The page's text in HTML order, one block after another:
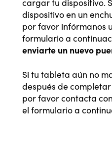
dispositivo en un
por favor infórmanos
formulario a
enviarte un nuevo
Si tu tableta aún no
después de
por favor contacta
el formulario a